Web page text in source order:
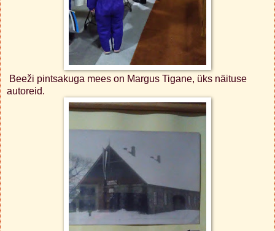
Beeži pintsakuga mees on Margus Tigane, üks näituse
autoreid.